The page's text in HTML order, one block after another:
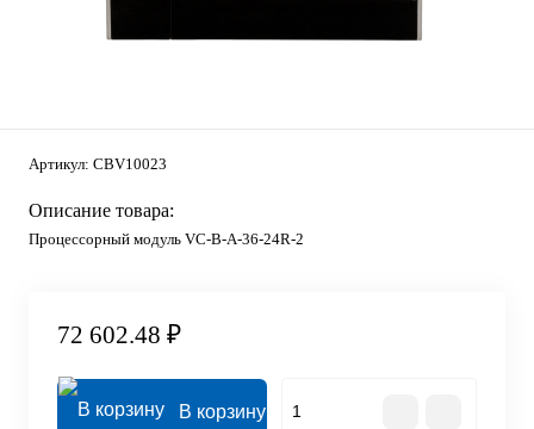
Артикул: CBV10023
Описание товара:
Процессорный модуль VC-В-A-36-24R-2
72 602.48 ₽
В корзину